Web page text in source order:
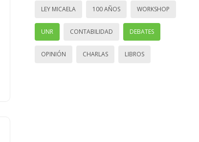
LEY MICAELA 100 AÑOS WORKSHOP
UNR CONTABILIDAD DEBATES
OPINIÓN CHARLAS LIBROS